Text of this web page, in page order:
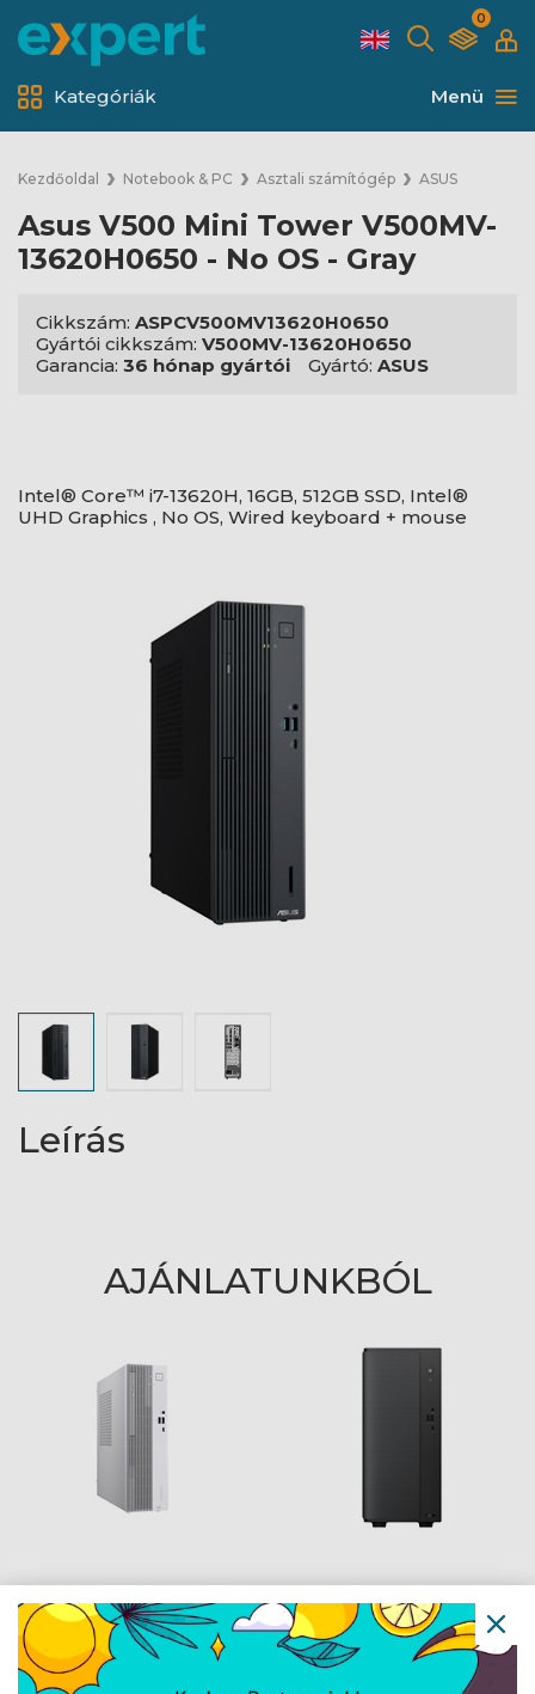
0
Menü
Kategóriák
Kezdőoldal Notebook & PC Asztali számítógép ASUS
Asus V500 Mini Tower V500MV-
13620H0650 - No OS - Gray
Cikkszám: ASPCV500MV13620H0650
Gyártói cikkszám: V500MV-13620H0650
Garancia: 36 hónap gyártói Gyártó: ASUS
Intel® Core™ i7-13620H, 16GB, 512GB SSD, Intel®
UHD Graphics , No OS, Wired keyboard + mouse
Leírás
AJÁNLATUNKBÓL
Asus V500 Mini Tower
V500MV-13620H143W -
Windows® 11 - White
Asus ExpertCenter
V501MV-07240H040W -
Windows® 11 - Black